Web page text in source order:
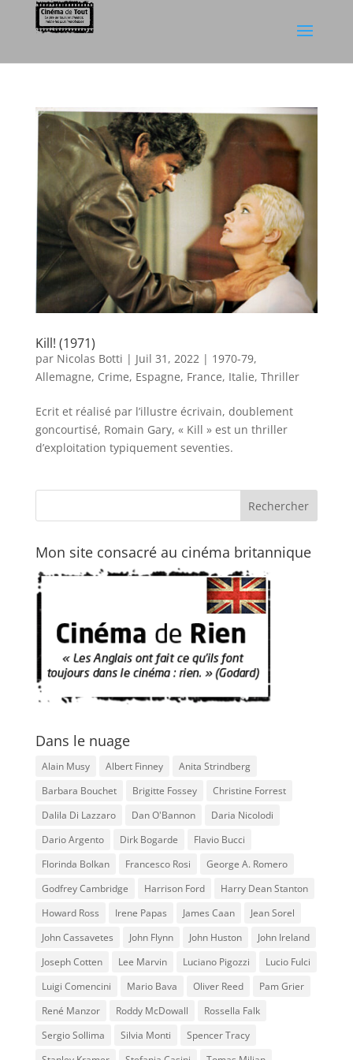
Kill! (1971)
par Nicolas Botti | Juil 31, 2022| 1970-79,
Allemagne, Crime, Espagne, France, Italie, Thriller
Ecrit et réalisé par l’illustre écrivain, doublement
goncourtisé, Romain Gary, « Kill » est un thriller
d’exploitation typiquement seventies.
Mon site consacré au cinéma britannique
Dans le nuage
Alain Musy Albert Finney
Anita Strindberg
Barbara Bouchet
Brigitte Fossey
Christine Forrest
Dalila Di Lazzaro
Dan O'Bannon
Daria Nicolodi
Dario Argento
Dirk Bogarde
Flavio Bucci
Florinda Bolkan
Francesco Rosi
George A. Romero
Godfrey Cambridge
Harrison Ford
Harry Dean Stanton
Howard Ross
Irene Papas James Caan
Jean Sorel
John Cassavetes
John Flynn John Huston
John Ireland
Joseph Cotten
Lee Marvin Luciano Pigozzi
Lucio Fulci
Luigi Comencini
Mario Bava Oliver Reed
Pam Grier
René Manzor
Roddy McDowall
Rossella Falk
Sergio Sollima
Silvia Monti
Spencer Tracy